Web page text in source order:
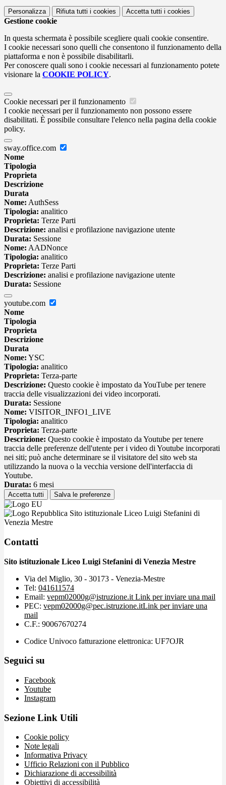
Personalizza Rifiuta tutti i cookies Accetta tutti i cookies
Gestione cookie
In questa schermata è possibile scegliere quali cookie consentire.
I cookie necessari sono quelli che consentono il funzionamento della
piattaforma e non è possibile disabilitarli.
Per conoscere quali sono i cookie necessari al funzionamento potete
visionare la COOKIE POLICY.
Cookie necessari per il funzionamento
I cookie necessari per il funzionamento non possono essere
disabilitati. È possibile consultare l'elenco nella pagina della cookie
policy.
sway.office.com
Nome
Tipologia
Proprieta
Descrizione
Durata
Nome: AuthSess
Tipologia: analitico
Proprieta: Terze Parti
Descrizione: analisi e profilazione navigazione utente
Durata: Sessione
Nome: AADNonce
Tipologia: analitico
Proprieta: Terze Parti
Descrizione: analisi e profilazione navigazione utente
Durata: Sessione
youtube.com
Nome
Tipologia
Proprieta
Descrizione
Durata
Nome: YSC
Tipologia: analitico
Proprieta: Terza-parte
Descrizione: Questo cookie è impostato da YouTube per tenere
traccia delle visualizzazioni dei video incorporati.
Durata: Sessione
Nome: VISITOR_INFO1_LIVE
Tipologia: analitico
Proprieta: Terza-parte
Descrizione: Questo cookie è impostato da Youtube per tenere
traccia delle preferenze dell'utente per i video di Youtube incorporati
nei siti; può anche determinare se il visitatore del sito web sta
utilizzando la nuova o la vecchia versione dell'interfaccia di
Youtube.
Durata: 6 mesi
Accetta tutti Salva le preferenze
Sito istituzionale Liceo Luigi Stefanini di
Venezia Mestre
Contatti
Sito istituzionale Liceo Luigi Stefanini di Venezia Mestre
Via del Miglio, 30 - 30173 - Venezia-Mestre
Tel: 041611574
Email: vepm02000g@istruzione.it Link per inviare una mail
PEC: vepm02000g@pec.istruzione.itLink per inviare una
mail
C.F.: 90067670274
Codice Univoco fatturazione elettronica: UF7OJR
Seguici su
Facebook
Youtube
Instagram
Sezione Link Utili
Cookie policy
Note legali
Informativa Privacy
Ufficio Relazioni con il Pubblico
Dichiarazione di accessibilità
Obiettivi di accessibilità